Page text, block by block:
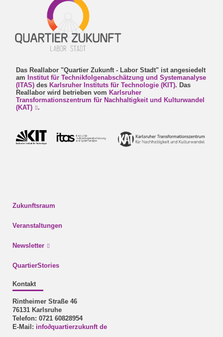
Das Reallabor "Quartier Zukunft - Labor Stadt" ist angesiedelt
am
Institut für Technikfolgenabschätzung und Systemanalyse
(ITAS)des Karlsruher Instituts für Technologie (KIT). Das
Reallabor wird betrieben vom Karlsruher
Transformationszentrum für Nachhaltigkeit und Kulturwandel
(KAT)
.
Zukunftsraum
Veranstaltungen
Newsletter
QuartierStories
Kontakt
Rintheimer Straße 46
76131 Karlsruhe
Telefon: 0721 60828954
E-Mail: info∂quartierzukunft de